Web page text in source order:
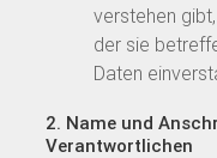
verstehen
der sie
Daten
2. Name und
Verantwortlichen